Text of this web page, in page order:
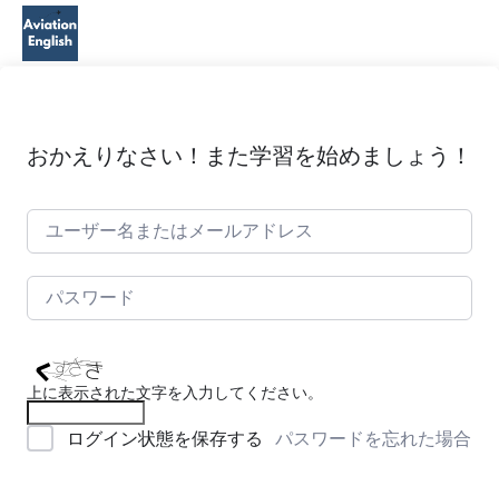
おかえりなさい！また学習を始めましょう！
上に表示された文字を入力してください。
ログイン状態を保存する パスワードを忘れた場合